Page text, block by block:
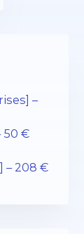
–
50 €
– 208 €